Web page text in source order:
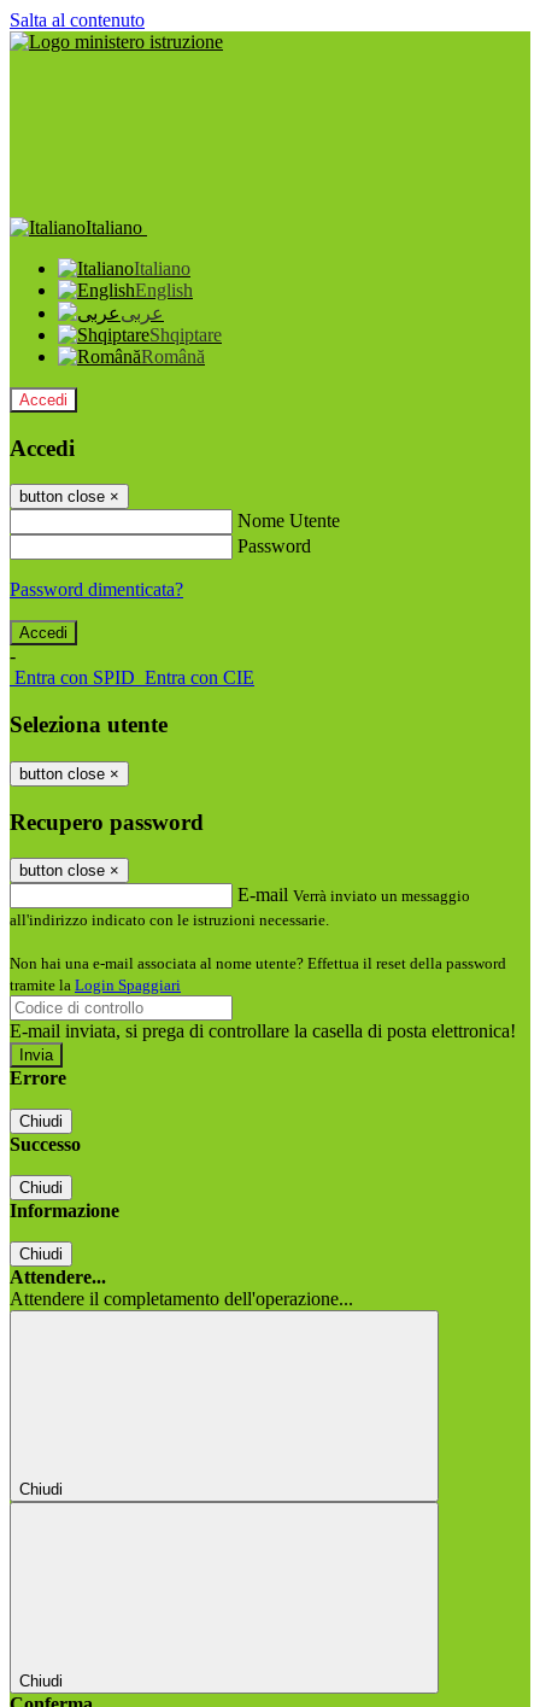
Salta al contenuto
Italiano
Italiano
English
عربى
Shqiptare
Română
Accedi
Accedi
button close ×
Nome Utente
Password
Password dimenticata?
-
Entra con SPID Entra con CIE
Seleziona utente
button close ×
Recupero password
button close ×
E-mail Verrà inviato un messaggio
all'indirizzo indicato con le istruzioni necessarie.
Non hai una e-mail associata al nome utente? Effettua il reset della password
tramite la Login Spaggiari
E-mail inviata, si prega di controllare la casella di posta elettronica!
Errore
Chiudi
Successo
Chiudi
Informazione
Chiudi
Attendere...
Attendere il completamento dell'operazione...
Chiudi
Chiudi